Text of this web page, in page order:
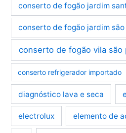
conserto de fogão jardim
conserto de fogão jardim
conserto de fogão vila são
conserto refrigerador importado
diagnóstico lava e seca
electrolux elemento de